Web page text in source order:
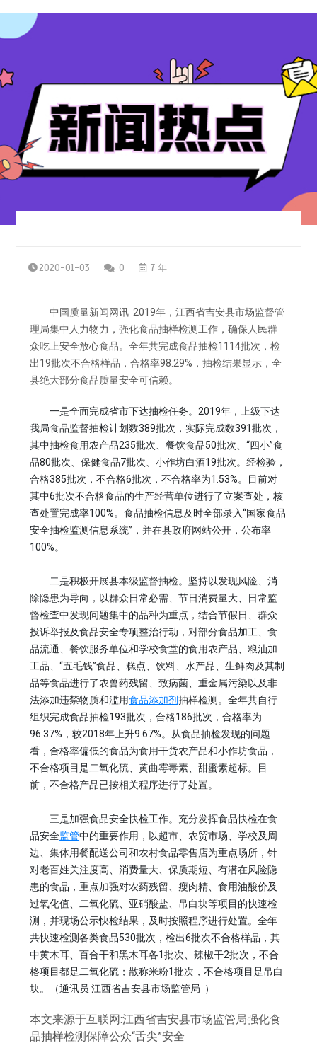
2020-01-03 0 7 年
中国质量新闻网讯 2019年，江西省吉安县市场监督管
理局集中人力物力，强化食品抽样检测工作，确保人民群
众吃上安全放心食品。全年共完成食品抽检1114批次，检
出19批次不合格样品，合格率98.29%，抽检结果显示，全
县绝大部分食品质量安全可信赖。
一是全面完成省市下达抽检任务。2019年，上级下达
我局食品监督抽检计划数389批次，实际完成数391批次，
其中抽检食用农产品235批次、餐饮食品50批次、“四小”食
品80批次、保健食品7批次、小作坊白酒19批次。经检验，
合格385批次，不合格6批次，不合格率为1.53%。目前对
其中6批次不合格食品的生产经营单位进行了立案查处，核
查处置完成率100%。食品抽检信息及时全部录入“国家食品
安全抽检监测信息系统”，并在县政府网站公开，公布率
100%。
二是积极开展县本级监督抽检。坚持以发现风险、消
除隐患为导向，以群众日常必需、节日消费量大、日常监
督检查中发现问题集中的品种为重点，结合节假日、群众
投诉举报及食品安全专项整治行动，对部分食品加工、食
品流通、餐饮服务单位和学校食堂的食用农产品、粮油加
工品、“五毛钱”食品、糕点、饮料、水产品、生鲜肉及其制
品等食品进行了农兽药残留、致病菌、重金属污染以及非
法添加违禁物质和滥用食品添加剂抽样检测。全年共自行
组织完成食品抽检193批次，合格186批次，合格率为
96.37%，较2018年上升9.67%。从食品抽检发现的问题
看，合格率偏低的食品为食用干货农产品和小作坊食品，
不合格项目是二氧化硫、黄曲霉毒素、甜蜜素超标。目
前，不合格产品已按相关程序进行了处置。
三是加强食品安全快检工作。充分发挥食品快检在食
品安全监管中的重要作用，以超市、农贸市场、学校及周
边、集体用餐配送公司和农村食品零售店为重点场所，针
对老百姓关注度高、消费量大、保质期短、有潜在风险隐
患的食品，重点加强对农药残留、瘦肉精、食用油酸价及
过氧化值、二氧化硫、亚硝酸盐、吊白块等项目的快速检
测，并现场公示快检结果，及时按照程序进行处置。全年
共快速检测各类食品530批次，检出6批次不合格样品，其
中黄木耳、百合干和黑木耳各1批次、辣椒干2批次，不合
格项目都是二氧化硫；散称米粉1批次，不合格项目是吊白
块。（通讯员 江西省吉安县市场监管局 ）
本文来源于互联网:江西省吉安县市场监管局强化食
品抽样检测保障公众“舌尖”安全